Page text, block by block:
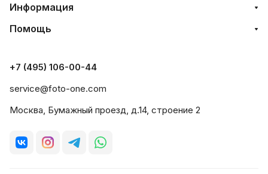
Информация
Помощь
+7 (495) 106-00-44
service@foto-one.com
Москва, Бумажный проезд, д.14, строение 2